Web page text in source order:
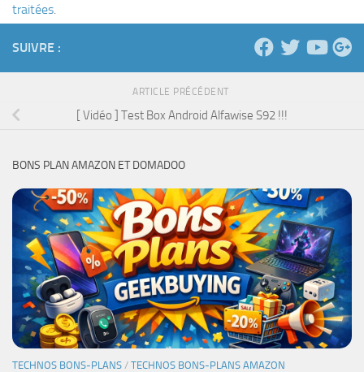
traitées
SUIVRE :
ARTICLE PRÉCÉDENT
[ Vidéo ] Test Box Android Alfawise S92 !!!
BONS PLAN AMAZON ET DOMADOO
TECHNOS BONS-PLANS / TECHNOS BONS-PLANS AMAZON